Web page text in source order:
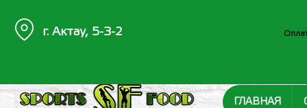
ГЛАВНАЯ
г. Актау, 5-3-2